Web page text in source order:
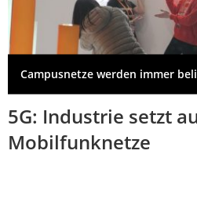
Campusnetze werden immer
5G: Industrie setzt
Mobilfunknetze